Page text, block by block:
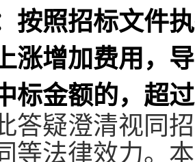
按照招标文件
涨增加费用，
标金额的，超
答疑澄清视同
等法律效力。